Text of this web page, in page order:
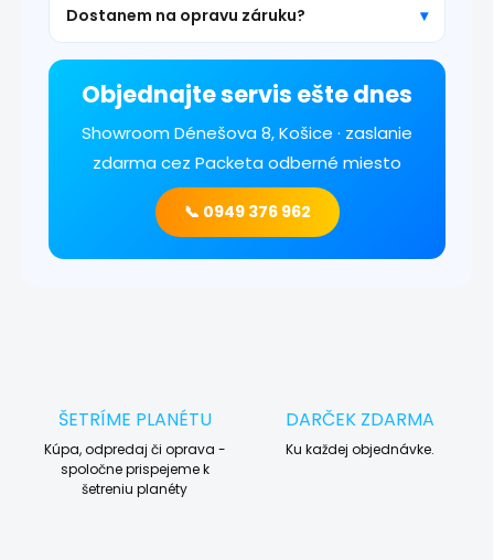
Dostanem na opravu záruku?
Objednajte servis ešte dnes
Showroom Dénešova 8, Košice · zaslanie
zdarma cez Packeta odberné miesto
📞 0949 376 962
ŠETRÍME PLANÉTU
Kúpa, odpredaj či oprava -
spoločne prispejeme k
šetreniu planéty
DARČEK ZDARMA
Ku každej objednávke.